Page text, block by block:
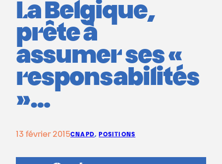
La Belgique,
prête à
assumer ses «
responsabilités
»…
13 février 2015CNAPD, POSITIONS